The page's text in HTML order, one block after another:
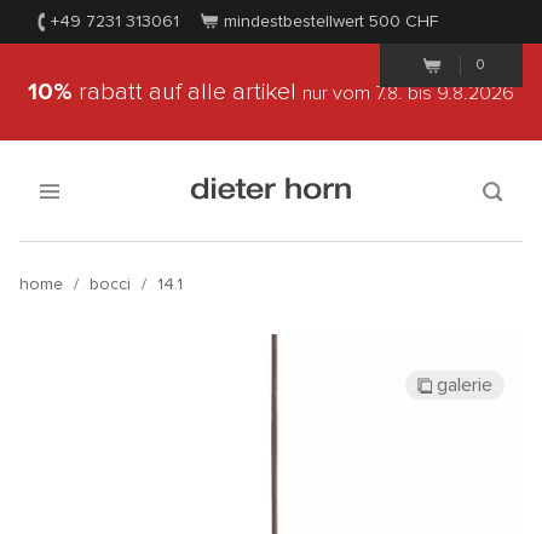
+49 7231 313061 mindestbestellwert 500 CHF
0
10% rabatt auf alle artikel nur vom 7.8.bis 9.8.2026
home / bocci / 14.1
galerie